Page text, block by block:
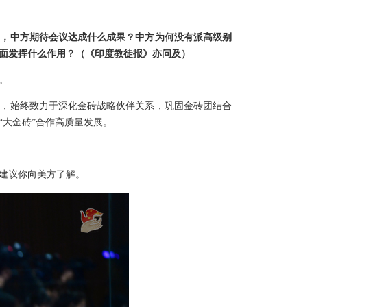
中方期待会议达成什么成果？中方为何没有派高级别
挥什么作用？（《印度教徒报》亦问及）
始终致力于深化金砖战略伙伴关系，巩固金砖团结合
金砖”合作高质量发展。
议你向美方了解。